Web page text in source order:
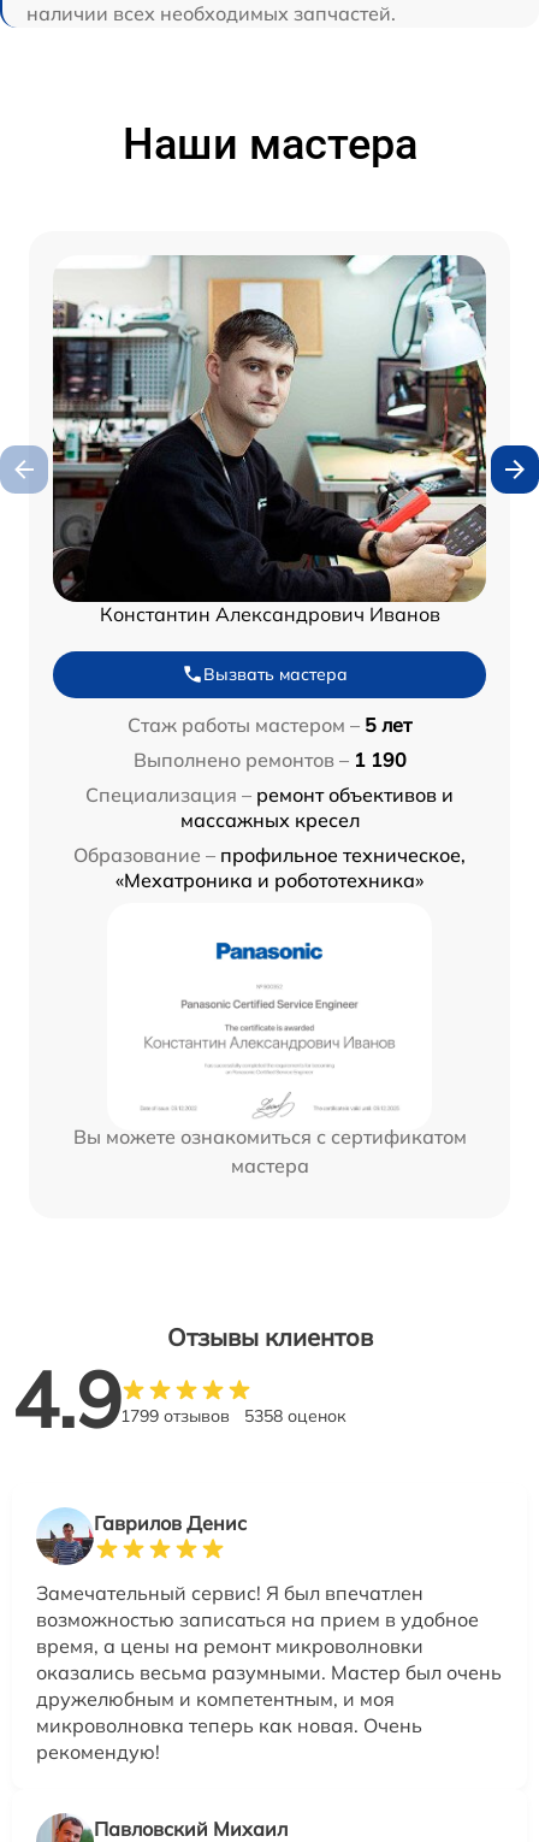
наличии всех необходимых запчастей.
Наши мастера
Константин Александрович Иванов
Вызвать мастера
Стаж работы мастером – 5 лет
Выполнено ремонтов – 1 190
Специализация – ремонт объективов и
массажных кресел
Образование – профильное техническое,
«Мехатроника и робототехника»
Вы можете ознакомиться с сертификатом
мастера
Отзывы клиентов
4.91799 отзывов 5358 оценок
Гаврилов Денис
Замечательный сервис! Я был впечатлен
возможностью записаться на прием в удобное
время, а цены на ремонт микроволновки
оказались весьма разумными. Мастер был очень
дружелюбным и компетентным, и моя
микроволновка теперь как новая. Очень
рекомендую!
Павловский Михаил